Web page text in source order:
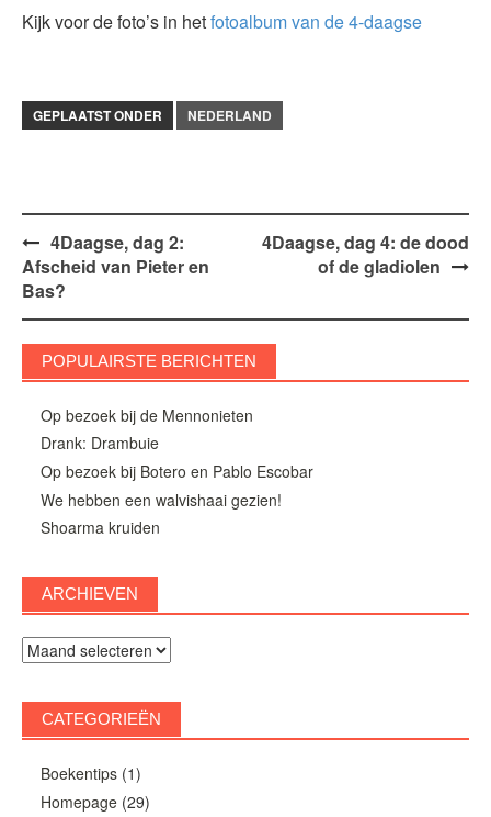
Kijk voor de foto’s in hetfotoalbum van de 4-daagse
GEPLAATST ONDER NEDERLAND
Bericht
navigatie
4Daagse, dag 2:
Afscheid van Pieter en
Bas?
4Daagse, dag 4: de dood
of de gladiolen
POPULAIRSTE BERICHTEN
Op bezoek bij de Mennonieten
Drank: Drambuie
Op bezoek bij Botero en Pablo Escobar
We hebben een walvishaai gezien!
Shoarma kruiden
ARCHIEVEN
Archieven
CATEGORIEËN
Boekentips(1)
Homepage(29)